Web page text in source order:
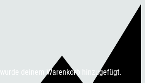
wurde deinem Warenkorb hinzugefügt.